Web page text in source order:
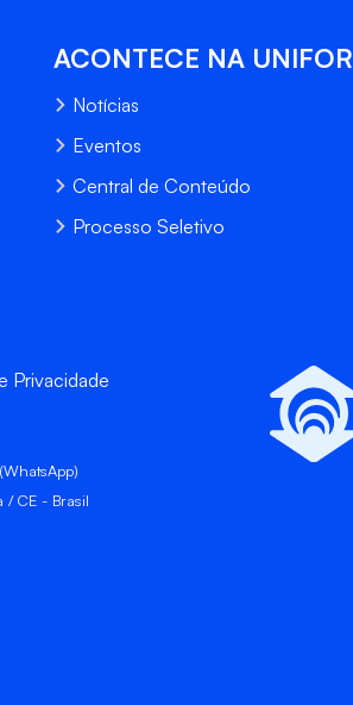
ACONTECE NA UNIFOR
Notícias
Eventos
Central de Conteúdo
Processo Seletivo
Privacidade
/ CE - Brasil